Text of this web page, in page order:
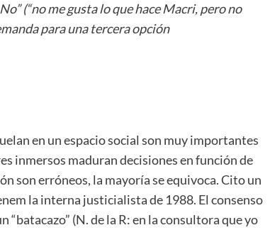
(“no me gusta lo que hace Macri, pero no
para una tercera opción
en un espacio social son muy importantes
inmersos maduran decisiones en función de
son erróneos, la mayoría se equivoca. Cito un
la interna justicialista de 1988. El consenso
“batacazo” (N. de la R: en la consultora que yo